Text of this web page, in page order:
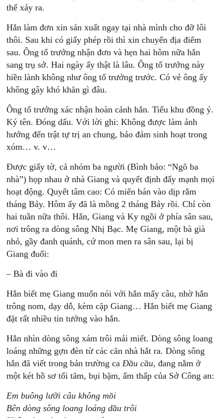
thể xảy ra.
Hắn làm đơn xin sản xuất ngay tại nhà mình cho đỡ lôi
thôi. Sau khi có giấy phép rồi thì xin chuyển địa điểm
sau. Ông tổ trưởng nhận đơn và hẹn hai hôm nữa hắn
sang trụ sở. Hai ngày ấy thật là lâu. Ông tổ trưởng này
hiền lành không như ông tổ trưởng trước. Có vẻ ông ấy
không gây khó khăn gì đâu.
Ông tổ trưởng xác nhận hoàn cảnh hắn. Tiểu khu đồng ý.
Ký tên. Đóng dấu. Với lời ghi: Không được làm ảnh
hưởng đến trật tự trị an chung, bảo đảm sinh hoạt trong
xóm… v. v…
Được giấy tờ, cả nhóm ba người (Bình bảo: “Ngõ ba
nhà”) họp nhau ở nhà Giang và quyết định đẩy mạnh mọi
hoạt động. Quyết tâm cao: Có miến bán vào dịp rằm
tháng Bảy. Hôm ấy đã là mồng 2 tháng Bảy rồi. Chỉ còn
hai tuần nữa thôi. Hắn, Giang và Ky ngồi ở phía sân sau,
nơi trông ra dòng sông Nhị Bạc. Mẹ Giang, một bà già
nhỏ, gầy đanh quánh, cứ mon men ra sân sau, lại bị
Giang đuổi:
– Bà đi vào đi
Hắn biết mẹ Giang muốn nói với hắn mấy câu, nhờ hắn
trông nom, dạy dỗ, kèm cặp Giang… Hắn biết mẹ Giang
đặt rất nhiều tin tưởng vào hắn.
Hắn nhìn dòng sông xám trôi mải miết. Dòng sông loang
loáng những gợn đèn từ các căn nhà hắt ra. Dòng sông
hắn đã viết trong bản trường caĐầu cầu, đang nằm ở
một két hồ sơ tối tăm, bụi bặm, ẩm thấp của Sở Công an:
Em buông lưỡi câu không mồi
Bên dòng sông loang loáng dầu trôi